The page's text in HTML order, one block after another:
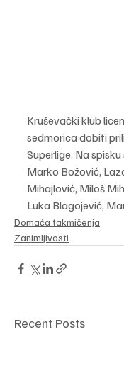
Kruševački klub
sedmorica dobiti
Superlige. Na
Marko Božović,
Mihajlović, Miloš
Luka Blagojević,
Domaća takmičenja
Zanimljivosti
Recent Posts